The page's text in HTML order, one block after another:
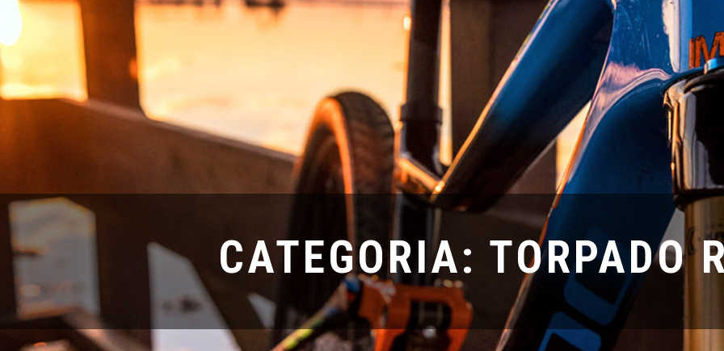
CATEGORIA: TORPADO